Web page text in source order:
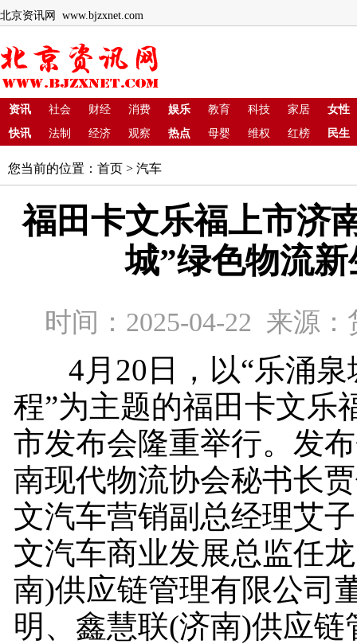
北京资讯网 www.bjzxnet.com
资讯 社会 财经 消费 娱乐 教育 科技 家居
女性
快讯
法制 经济 观察 热点 母婴 维权 红榜 民生
您当前的位置： 首页 > 汽车
福田卡文乐福上市济
城”绿色物流新
时间：2025-04-22 来源
4月20日，以“乐涌泉
程”为主题的福田卡文乐
市发布会隆重举行。发
南现代物流协会秘书长
文汽车营销副总经理艾
文汽车商业发展总监任
南)供应链管理有限公司
明、鑫慧联(济南)供应链